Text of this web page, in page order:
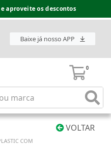
aproveite os descontos
Baixe já nosso APP
0
VOLTAR
COM